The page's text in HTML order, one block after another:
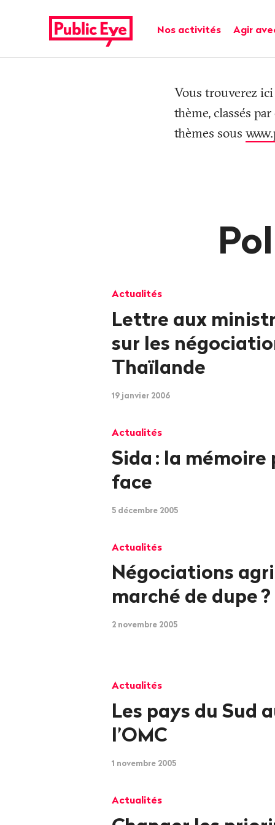
publiceye.ch
Navigation principale
Nos activités Agir
Vous trouverez
thème, classés
thèmes sous
Actualités
Lettre aux
sur les
Thaïlande
19 janvier 2006
Actualités
Sida : la mémoire
face
5 décembre 2005
Actualités
Négociations
marché de dupe?
2 novembre 2005
Actualités
Les pays du Sud
l’OMC
1 novembre 2005
Actualités